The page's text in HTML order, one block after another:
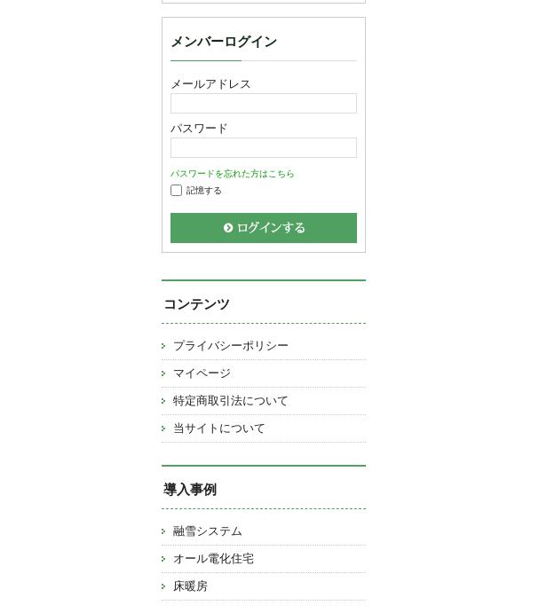
メンバーログイン
メールアドレス
パスワード
パスワードを忘れた方はこちら
記憶する
コンテンツ
プライバシーポリシー
マイページ
特定商取引法について
当サイトについて
導入事例
融雪システム
オール電化住宅
床暖房